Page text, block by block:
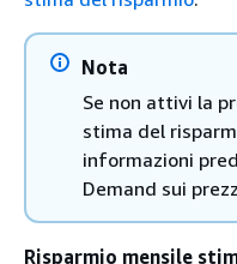
Nota
Se non attivi la
stima del
informazioni
Demand sui
Risparmio mensile